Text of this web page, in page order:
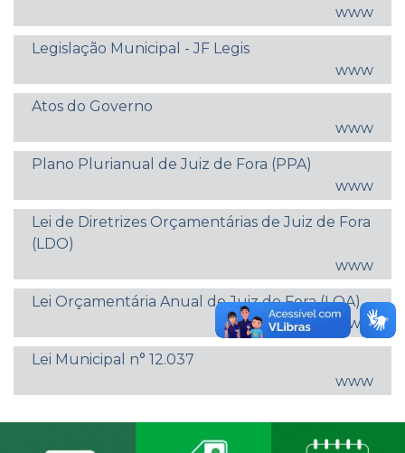
www
Legislação Municipal - JF Legis
www
Atos do Governo
www
Plano Plurianual de Juiz de Fora (PPA)
www
Lei de Diretrizes Orçamentárias de Juiz de Fora
(LDO)
www
Lei Orçamentária Anual de Juiz de Fora (LOA)
www
Lei Municipal n° 12.037
www